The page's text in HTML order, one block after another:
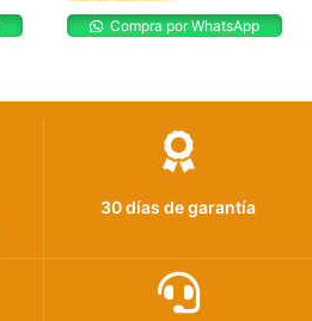
Compra por WhatsApp
30 días de garantía